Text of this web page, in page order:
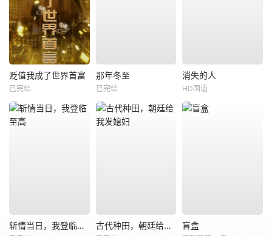
贬值我成了世界首富
已完结
那年冬至
已完结
消失的人
HD国语
斩情当日，我登临至高 古代种田，朝廷给我发媳妇 盲盒